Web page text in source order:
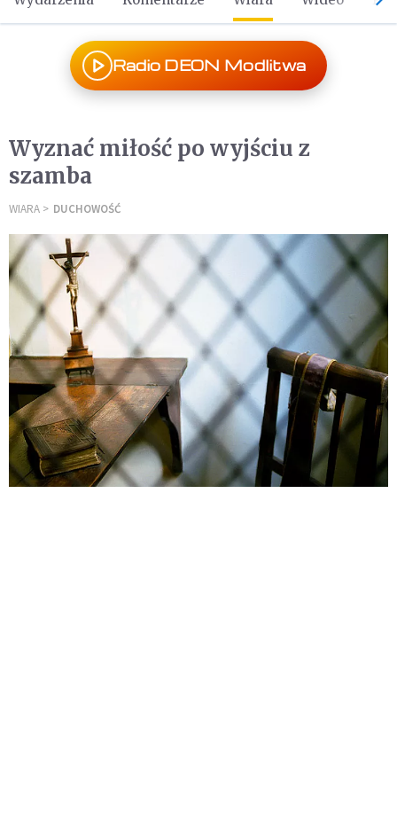
Radio DEON Modlitwa
Wyznać miłość po wyjściu z
szamba
WIARA DUCHOWOŚĆ